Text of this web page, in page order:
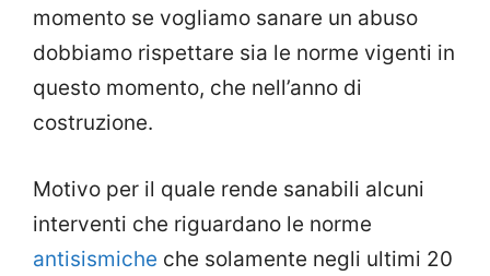
momento se vogliamo sanare un abuso
dobbiamo rispettare sia le norme vigenti in
questo momento, che nell’anno di
costruzione.
Motivo per il quale rende sanabili alcuni
interventi che riguardano le norme
antisismiche che solamente negli ultimi 20